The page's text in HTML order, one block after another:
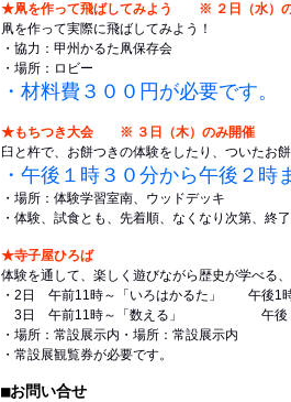
★凧を作って飛ばしてみよう ※ ２日（水）
凧を作って実際に飛ばしてみよう！
・協力：甲州かるた凧保存会
・場所：ロビー
・材料費３００円が必要です。
★もちつき大会 ※ ３日（木）のみ開催
臼と杵で、お餅つきの体験をしたり、ついたお
・午後１時３０分から午後２時
・場所：体験学習室南、ウッドデッキ
・体験、試食とも、先着順、なくなり次第、終
★寺子屋ひろば
体験を通して、楽しく遊びながら歴史が学べる
・2日 午前11時～「いろはかるた」 午後1
3日 午前11時～「数える」 午後
・場所：常設展示内・場所：常設展示内
・常設展観覧券が必要です。
■お問い合せ